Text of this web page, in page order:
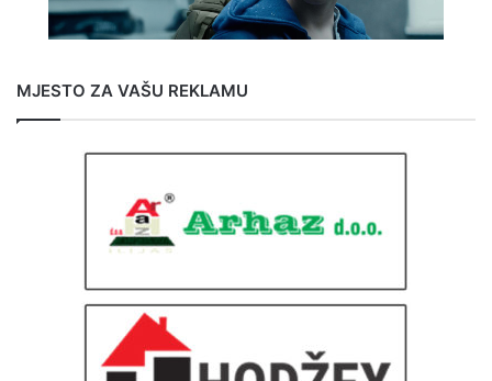
MJESTO ZA VAŠU REKLAMU